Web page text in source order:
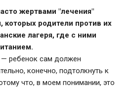
жертвами "лечения"
которых родители против их
лагеря, где с ними
— ребенок сам должен
конечно, подтолкнуть к
что, в моем понимании, это